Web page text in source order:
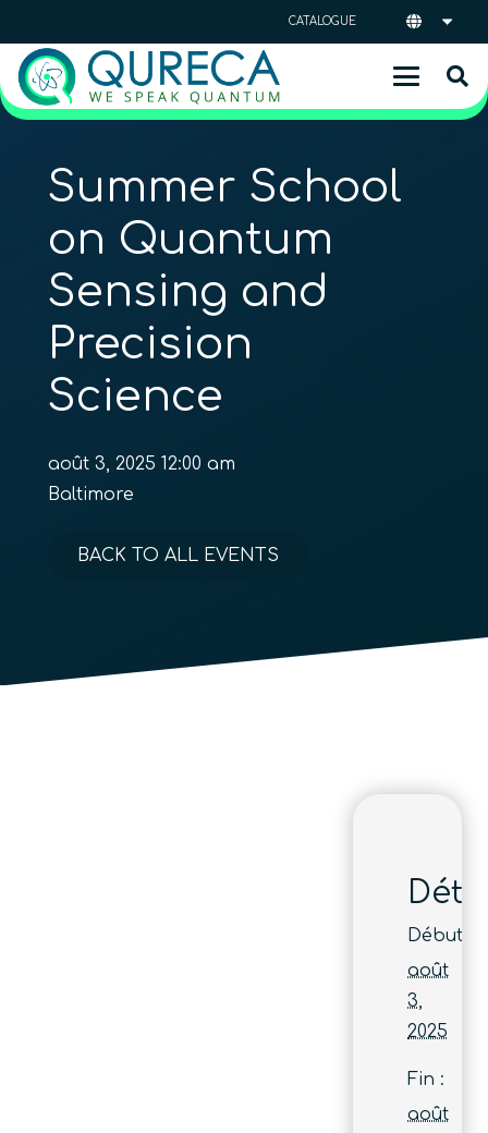
CATALOGUE
Summer School
on Quantum
Sensing and
Precision
Science
août 3, 2025 12:00 am
Baltimore
BACK TO ALL EVENTS
Début :
août
3,
2025
Fin :
août